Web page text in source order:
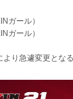
ガール）
ガール）
り急遽変更とな